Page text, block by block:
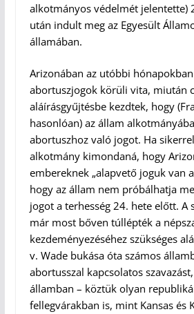
alkotmányos védelmét jelentette)
után indult meg az Egyesült
államában.
Arizonában az utóbbi
abortuszjogok körüli vita, miután
aláírásgyűjtésbe kezdtek, hogy
hasonlóan) az állam
abortuszhoz való jogot. Ha
alkotmány kimondaná, hogy
embereknek „alapvető joguk van
hogy az állam nem próbálhatja
jogot a terhesség 24. hete előtt. A
már most bőven túllépték a
kezdeményezéséhez szükséges
v. Wade bukása óta számos
abortusszal kapcsolatos
államban – köztük olyan
fellegvárakban is, mint Kansas és